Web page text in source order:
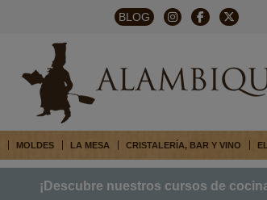
BLOG
MOLDES LA MESA CRISTALERÍA, BAR Y VINO
¡Descubre nuestros cursos de